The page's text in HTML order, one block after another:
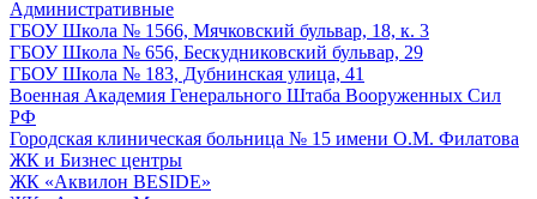
Административные
ГБОУ Школа № 1566, Мячковский бульвар, 18, к. 3
ГБОУ Школа № 656, Бескудниковский бульвар, 29
ГБОУ Школа № 183, Дубнинская улица, 41
Военная Академия Генерального Штаба Вооруженных Сил
РФ
Городская клиническая больница № 15 имени О.М. Филатова
ЖК и Бизнес центры
ЖК «Аквилон BESIDE»